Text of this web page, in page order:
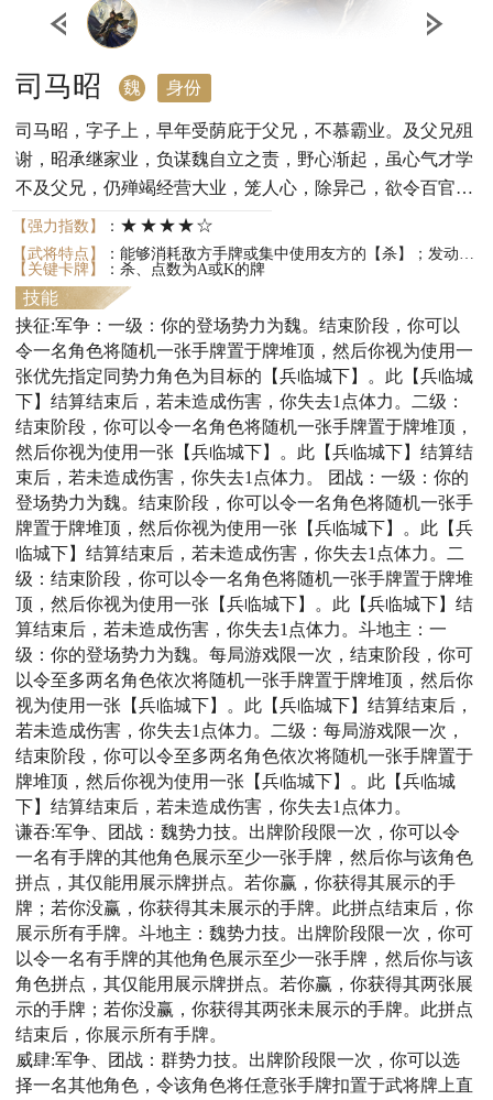
司马昭 魏 身份
司马昭，字子上，早年受荫庇于父兄，不慕霸业。及父兄殂
谢，昭承继家业，负谋魏自立之责，野心渐起，虽心气才学
不及父兄，仍殚竭经营大业，笼人心，除异己，欲令百官贵
胄俯首。唯诸葛诞拥兵自重，独据淮南，昭恐其不利于宗族
大业，欲除之以建战功，威服四方。昭乃使计逼反诸葛诞，
又担忧曹髦为乱后方，乃挟之以同征淮南，临戎除逆。昭惯
施权谋，建高墙于寿春城外，围而不攻，为彰显恩德，围城
期间每有归降者，皆宽赦旧罪。昭收服叛逃倒戈者众，诞、
鸯等屡次突围皆大败而归。昭自觉宗族夙愿将成之际，雷声
滚滚，大雨倾盆，围墙塌落，魏军困于泥沼，诸葛诞趁势突
围，文鸯乘乱欲劫天子。昭恐宗族大业尽毁于己手，积怨缠
身，方寸惊乱，亲率三军攻城，誓荡平淮南，讨灭天下不
臣，成大业，慰父兄。
【强力指数】 ： ★★★★☆
【武将特点】
：能够消耗敌方手牌或集中使用友方的【杀】；发动限定技前可以通过拼点获得收益；在受伤状态下可以发动限定技以增强后续爆发；发动限定技后可以通过【决斗】压制对手状态；发动限定技后更容易打出爆发伤害。
【关键卡牌】
：杀、点数为A或K的牌
技能
挟征:军争：一级：你的登场势力为魏。结束阶段，你可以
令一名角色将随机一张手牌置于牌堆顶，然后你视为使用一
张优先指定同势力角色为目标的【兵临城下】。此【兵临城
下】结算结束后，若未造成伤害，你失去1点体力。二级：
结束阶段，你可以令一名角色将随机一张手牌置于牌堆顶，
然后你视为使用一张【兵临城下】。此【兵临城下】结算结
束后，若未造成伤害，你失去1点体力。 团战：一级：你的
登场势力为魏。结束阶段，你可以令一名角色将随机一张手
牌置于牌堆顶，然后你视为使用一张【兵临城下】。此【兵
临城下】结算结束后，若未造成伤害，你失去1点体力。二
级：结束阶段，你可以令一名角色将随机一张手牌置于牌堆
顶，然后你视为使用一张【兵临城下】。此【兵临城下】结
算结束后，若未造成伤害，你失去1点体力。斗地主：一
级：你的登场势力为魏。每局游戏限一次，结束阶段，你可
以令至多两名角色依次将随机一张手牌置于牌堆顶，然后你
视为使用一张【兵临城下】。此【兵临城下】结算结束后，
若未造成伤害，你失去1点体力。二级：每局游戏限一次，
结束阶段，你可以令至多两名角色依次将随机一张手牌置于
牌堆顶，然后你视为使用一张【兵临城下】。此【兵临城
下】结算结束后，若未造成伤害，你失去1点体力。
谦吞:军争、团战：魏势力技。出牌阶段限一次，你可以令
一名有手牌的其他角色展示至少一张手牌，然后你与该角色
拼点，其仅能用展示牌拼点。若你赢，你获得其展示的手
牌；若你没赢，你获得其未展示的手牌。此拼点结束后，你
展示所有手牌。斗地主：魏势力技。出牌阶段限一次，你可
以令一名有手牌的其他角色展示至少一张手牌，然后你与该
角色拼点，其仅能用展示牌拼点。若你赢，你获得其两张展
示的手牌；若你没赢，你获得其两张未展示的手牌。此拼点
结束后，你展示所有手牌。
威肆:军争、团战：群势力技。出牌阶段限一次，你可以选
择一名其他角色，令该角色将任意张手牌扣置于武将牌上直